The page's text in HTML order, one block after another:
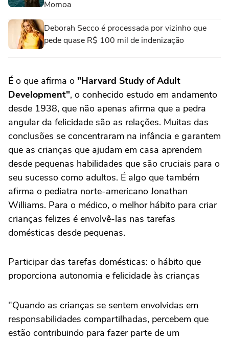
Momoa
Deborah Secco é processada por vizinho que
pede quase R$ 100 mil de indenização
É o que afirma o "Harvard Study of Adult
Development", o conhecido estudo em andamento
desde 1938, que não apenas afirma que a pedra
angular da felicidade são as relações. Muitas das
conclusões se concentraram na infância e garantem
que as crianças que ajudam em casa aprendem
desde pequenas habilidades que são cruciais para o
seu sucesso como adultos. É algo que também
afirma o pediatra norte-americano Jonathan
Williams. Para o médico, o melhor hábito para criar
crianças felizes é envolvê-las nas tarefas
domésticas desde pequenas.
Participar das tarefas domésticas: o hábito que
proporciona autonomia e felicidade às crianças
"Quando as crianças se sentem envolvidas em
responsabilidades compartilhadas, percebem que
estão contribuindo para fazer parte de um